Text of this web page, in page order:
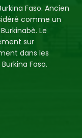
Faso. Ancien
comme un
Le
sur
dans les
Faso.